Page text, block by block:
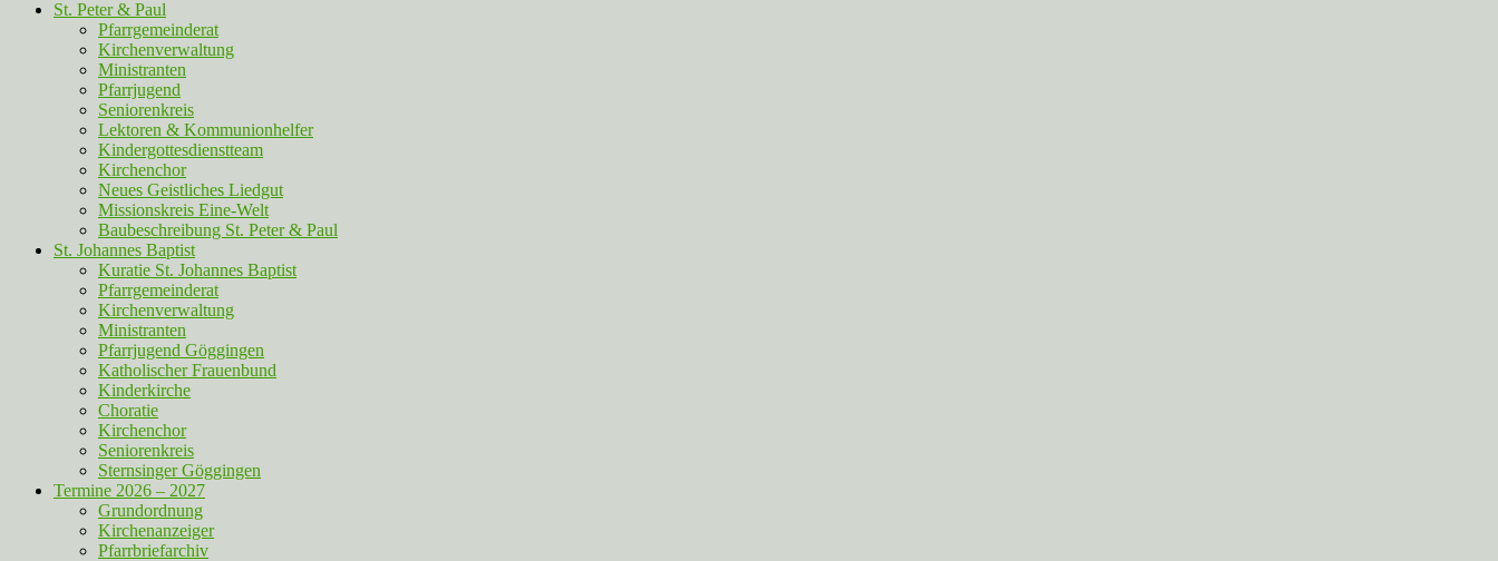
St. Peter & Paul
Pfarrgemeinderat
Kirchenverwaltung
Ministranten
Pfarrjugend
Seniorenkreis
Lektoren & Kommunionhelfer
Kindergottesdienstteam
Kirchenchor
Neues Geistliches Liedgut
Missionskreis Eine-Welt
Baubeschreibung St. Peter & Paul
St. Johannes Baptist
Kuratie St. Johannes Baptist
Pfarrgemeinderat
Kirchenverwaltung
Ministranten
Pfarrjugend Göggingen
Katholischer Frauenbund
Kinderkirche
Choratie
Kirchenchor
Seniorenkreis
Sternsinger Göggingen
Termine 2026 – 2027
Grundordnung
Kirchenanzeiger
Pfarrbriefarchiv